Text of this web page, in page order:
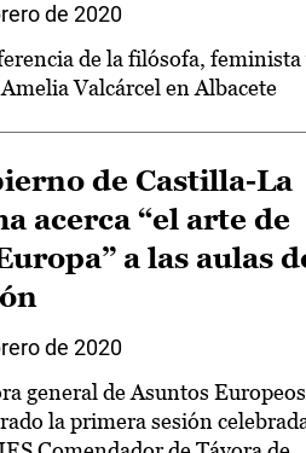
de 2020
de la filósofa, feminista
Valcárcel en Albacete
de Castilla-La
acerca “el arte de
a las aulas
de 2020
general de Asuntos Europeos
la primera sesión